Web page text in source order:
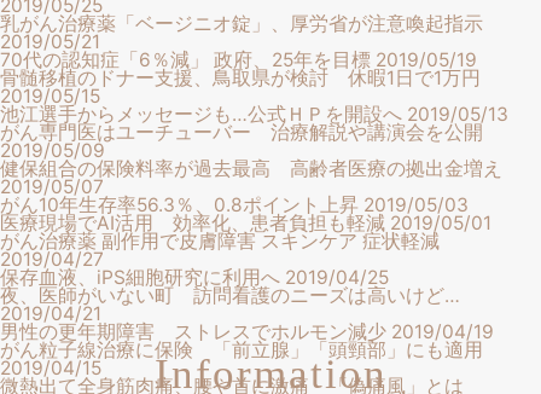
Information
2019/05/25
乳がん治療薬「ベージニオ錠」、厚労省が注意喚起指示
2019/05/21
70代の認知症「6％減」 政府、25年を目標 2019/05/19
骨髄移植のドナー支援、鳥取県が検討 休暇1日で1万円
2019/05/15
池江選手からメッセージも…公式ＨＰを開設へ 2019/05/13
がん専門医はユーチューバー 治療解説や講演会を公開
2019/05/09
健保組合の保険料率が過去最高 高齢者医療の拠出金増え
2019/05/07
がん10年生存率56.3％、0.8ポイント上昇 2019/05/03
医療現場でAI活用 効率化、患者負担も軽減 2019/05/01
がん治療薬 副作用で皮膚障害 スキンケア 症状軽減
2019/04/27
保存血液、iPS細胞研究に利用へ 2019/04/25
夜、医師がいない町 訪問看護のニーズは高いけど…
2019/04/21
男性の更年期障害 ストレスでホルモン減少 2019/04/19
がん粒子線治療に保険 「前立腺」「頭頸部」にも適用
2019/04/15
微熱出て全身筋肉痛、腰や首に激痛 「偽痛風」とは